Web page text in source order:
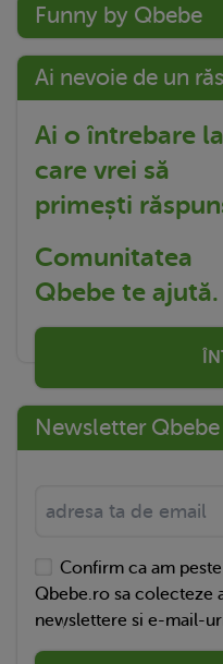
Funny by Qbebe
Ai nevoie de un
Ai o întrebare la
care vrei să
primești
Comunitatea
Qbebe te ajută.
Newsletter Qbebe
Confirm ca am
Qbebe.ro sa colecteze
newslettere si e-mail-